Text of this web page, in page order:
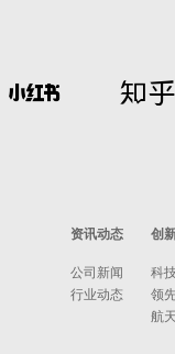
资讯动态
公司新闻
行业动态
创
科
领
航